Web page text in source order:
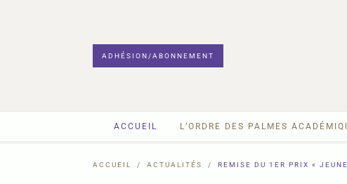
ADHÉSION/ABONNEMENT
ACCUEIL L’ORDRE DES PALMES
ACCUEIL ACTUALITÉS REMISE DU 1ER PRIX «